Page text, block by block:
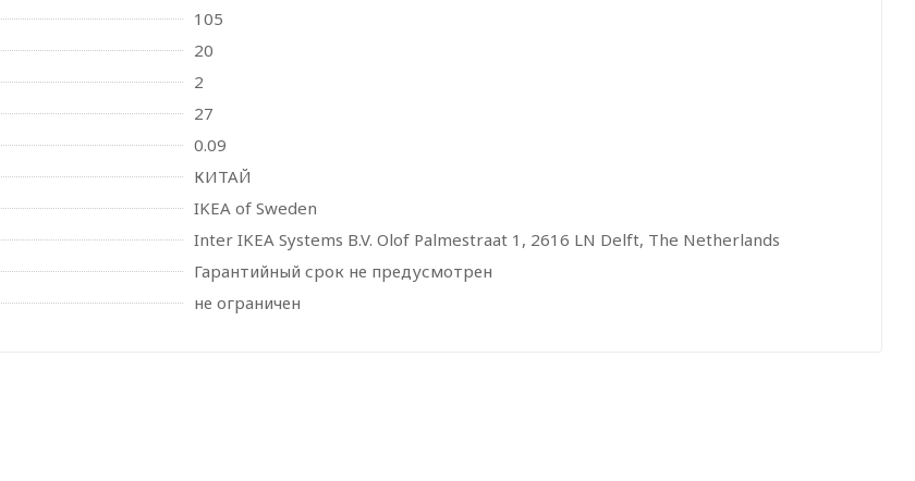
105
20
2
27
0.09
КИТАЙ
IKEA of Sweden
Inter IKEA Systems B.V. Olof Palmestraat 1, 2616 LN Delft, The Netherlands
Гарантийный срок не предусмотрен
не ограничен